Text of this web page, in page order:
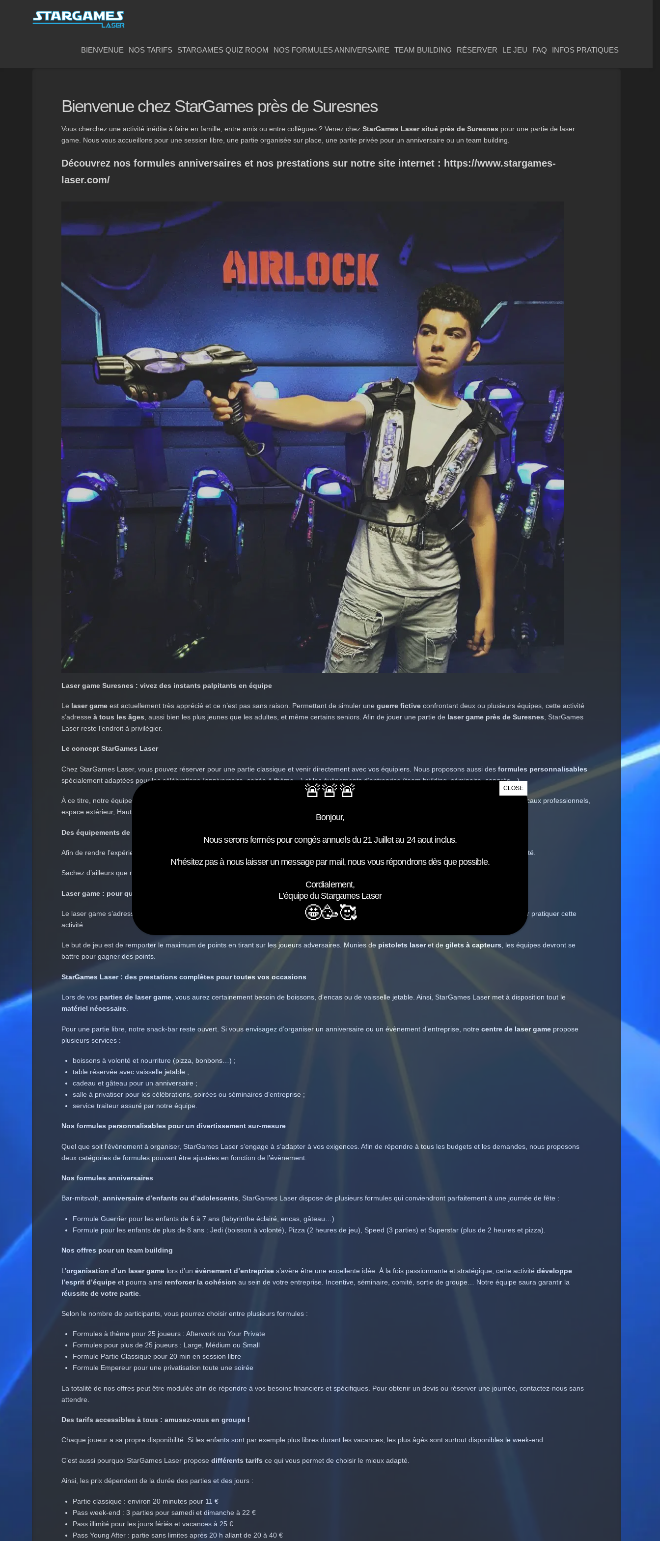
BIENVENUE NOS TARIFS STARGAMES QUIZ ROOM NOS FORMULES ANNIVERSAIRE TEAM BUILDING RÉSERVER LE JEU FAQ INFOS PRATIQUES
Bienvenue chez StarGames près de Suresnes
Vous cherchez une activité inédite à faire en famille, entre amis ou entre collègues ? Venez chez StarGames Laser situé près de Suresnes pour une partie de laser
game. Nous vous accueillons pour une session libre, une partie organisée sur place, une partie privée pour un anniversaire ou un team building.
Découvrez nos formules anniversaires et nos prestations sur notre site internet : https://www.stargames-
laser.com/
Laser game Suresnes : vivez des instants palpitants en équipe
Le laser gameest actuellement très apprécié et ce n’est pas sans raison. Permettant de simuler une guerre fictiveconfrontant deux ou plusieurs équipes, cette activité
s’adresse à tous les âges , aussi bien les plus jeunes que les adultes, et même certains seniors. Afin de jouer une partie de laser game près de Suresnes , StarGames
Laser reste l’endroit à privilégier.
Le concept StarGames Laser
Chez StarGames Laser, vous pouvez réserver pour une partie classique et venir directement avec vos équipiers. Nous proposons aussi des formules personnalisables
spécialement adaptées pour les célébrations (anniversaire, soirée à thème…) et les événements d’entreprise (team building, séminaire, congrès…).
À ce titre, notre équipe pourra organiser la partie dans notre centre de laser game à Rueil-Malmaison ou bien dans l’endroit que vous aurez choisi : locaux professionnels,
espace extérieur, Hauts-de-Seine
Des équipements de pointe pour le confort et la sécurité
Afin de rendre l’expérience plus réaliste, StarGames Laser a sélectionné des , parfaitement conformes aux normes de sécurité.
Sachez d’ailleurs que nos pistolets et accessoires sont systématiquement contrôlés pour garantir des
Laser game : pour qui ? Quelles sont les règles ?
Le laser game s’adresse
jusqu’aux adultes de 99 ans. Rappelons toutefois qu’il est nécessaire de mesurer 1,20 m pour pratiquer cette
activité.
Le but de jeu est de remporter le maximum de points en tirant sur les joueurs adversaires. Munies de pistolets laseret de gilets à capteurs, les équipes devront se
battre pour gagner des points.
StarGames Laser : des prestations complètes pour toutes vos occasions
Lors de vos parties de laser game, vous aurez certainement besoin de boissons, d’encas ou de vaisselle jetable. Ainsi, StarGames Laser met à disposition tout le
matériel nécessaire.
Pour une partie libre, notre snack-bar reste ouvert. Si vous envisagez d’organiser un anniversaire ou un évènement d’entreprise, notre centre de laser gamepropose
plusieurs services :
boissons à volonté et nourriture (pizza, bonbons…) ;
table réservée avec vaisselle jetable ;
cadeau et gâteau pour un anniversaire ;
salle à privatiser pour les célébrations, soirées ou séminaires d’entreprise ;
service traiteur assuré par notre équipe.
Nos formules personnalisables pour un divertissement sur-mesure
Quel que soit l’évènement à organiser, StarGames Laser s’engage à s’adapter à vos exigences. Afin de répondre à tous les budgets et les demandes, nous proposons
deux catégories de formules pouvant être ajustées en fonction de l’évènement.
Nos formules anniversaires
Bar-mitsvah, anniversaire d’enfants ou d’adolescents, StarGames Laser dispose de plusieurs formules qui conviendront parfaitement à une journée de fête :
Formule Guerrier pour les enfants de 6 à 7 ans (labyrinthe éclairé, encas, gâteau…)
Formule pour les enfants de plus de 8 ans : Jedi (boisson à volonté), Pizza (2 heures de jeu), Speed (3 parties) et Superstar (plus de 2 heures et pizza).
Nos offres pour un team building
L’organisation d’un laser gamelors d’un évènement d’entreprises’avère être une excellente idée. À la fois passionnante et stratégique, cette activité développe
l’esprit d’équipeet pourra ainsi renforcer la cohésion au sein de votre entreprise. Incentive, séminaire, comité, sortie de groupe… Notre équipe saura garantir la
réussite de votre partie.
Selon le nombre de participants, vous pourrez choisir entre plusieurs formules :
Formules à thème pour 25 joueurs : Afterwork ou Your Private
Formules pour plus de 25 joueurs : Large, Médium ou Small
Formule Partie Classique pour 20 min en session libre
Formule Empereur pour une privatisation toute une soirée
La totalité de nos offres peut être modulée afin de répondre à vos besoins financiers et spécifiques. Pour obtenir un devis ou réserver une journée, contactez-nous sans
attendre.
Des tarifs accessibles à tous : amusez-vous en groupe !
Chaque joueur a sa propre disponibilité. Si les enfants sont par exemple plus libres durant les vacances, les plus âgés sont surtout disponibles le week-end.
C’est aussi pourquoi StarGames Laser propose différents tarifs ce qui vous permet de choisir le mieux adapté.
Ainsi, les prix dépendent de la durée des parties et des jours :
Partie classique : environ 20 minutes pour 11 €
Pass week-end : 3 parties pour samedi et dimanche à 22 €
Pass illimité pour les jours fériés et vacances à 25 €
Pass Young After : partie sans limites après 20 h allant de 20 à 40 €
🚨🚨🚨
Bonjour,
Nous serons fermés pour congés annuels du 21 Juillet au 24 aout inclus.
N’hésitez pas à nous laisser un message par mail, nous vous répondrons dès que possible.
Cordialement,
L’équipe du Stargames Laser
🤩🥳🥰
CLOSE